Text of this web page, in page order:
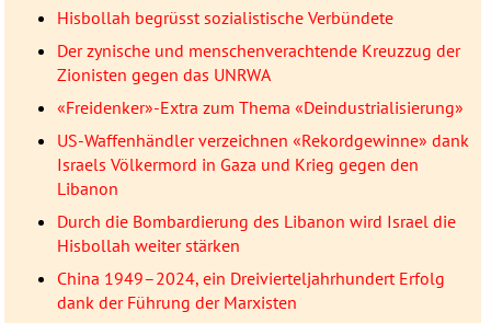
Hisbollah begrüsst sozialistische Verbündete
Der zynische und menschenverachtende Kreuzzug der
Zionisten gegen das UNRWA
«Freidenker»-Extra zum Thema «Deindustrialisierung»
US-Waffenhändler verzeichnen «Rekordgewinne» dank
Israels Völkermord in Gaza und Krieg gegen den
Libanon
Durch die Bombardierung des Libanon wird Israel die
Hisbollah weiter stärken
China 1949–2024, ein Dreivierteljahrhundert Erfolg
dank der Führung der Marxisten